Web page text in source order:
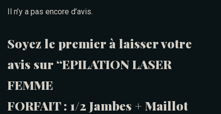
Il n’y a pas encore d’avis.
Soyez le premier à laisser votre
avis sur “EPILATION LASER
FEMME
FORFAIT : 1/2 Jambes + Maillot